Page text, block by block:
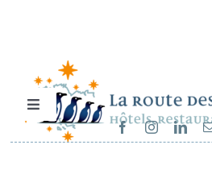
Toggle
Navigation
Hébergements et restaurants